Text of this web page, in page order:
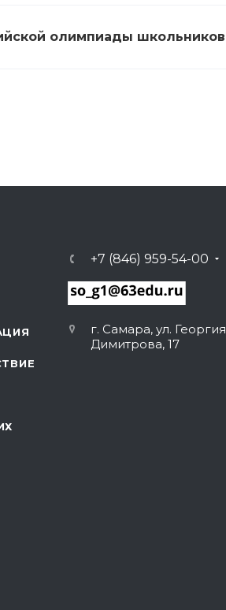
олимпиады школьников
+7 (846) 959-54-00
г. Самара, ул. Георгия
Димитрова, 17